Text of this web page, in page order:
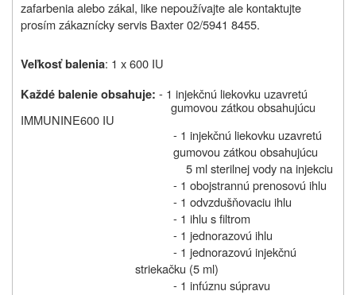
zafarbenia alebo zákal, like nepoužívajte ale kontaktujte
prosím zákaznícky servis Baxter 02/5941 8455.
Veľkosť balenia: 1 x 600 IU
Každé balenie obsahuje: - 1 injekčnú liekovku uzavretú
gumovou zátkou obsahujúcu
IMMUNINE600 IU
- 1 injekčnú liekovku uzavretú
gumovou zátkou obsahujúcu
5 ml sterilnej vody na injekciu
- 1 obojstrannú prenosovú ihlu
- 1 odvzdušňovaciu ihlu
- 1 ihlu s filtrom
- 1 jednorazovú ihlu
- 1 jednorazovú injekčnú
striekačku (5 ml)
- 1 infúznu súpravu